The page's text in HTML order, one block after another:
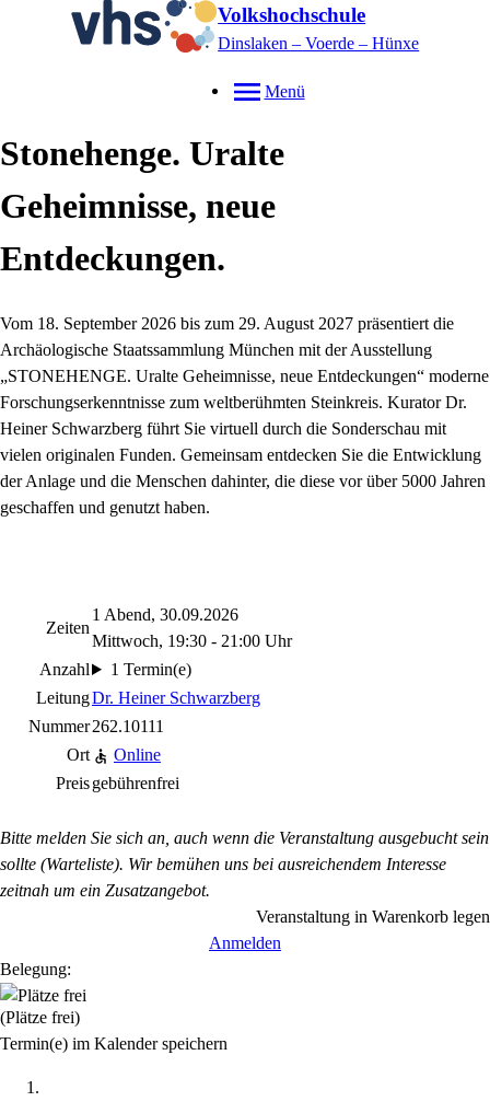
Volkshochschule
Dinslaken – Voerde – Hünxe
Menü
Stonehenge. Uralte
Geheimnisse, neue
Entdeckungen.
Vom 18. September 2026 bis zum 29. August 2027 präsentiert die
Archäologische Staatssammlung München mit der Ausstellung
„STONEHENGE. Uralte Geheimnisse, neue Entdeckungen“ moderne
Forschungserkenntnisse zum weltberühmten Steinkreis. Kurator Dr.
Heiner Schwarzberg führt Sie virtuell durch die Sonderschau mit
vielen originalen Funden. Gemeinsam entdecken Sie die Entwicklung
der Anlage und die Menschen dahinter, die diese vor über 5000 Jahren
geschaffen und genutzt haben.
Zeiten
1 Abend, 30.09.2026
Mittwoch, 19:30 - 21:00 Uhr
Anzahl
1 Termin(e)
LeitungDr. Heiner Schwarzberg
Nummer262.10111
Ort
Online
Preisgebührenfrei
Bitte melden Sie sich an, auch wenn die Veranstaltung ausgebucht sein
sollte (Warteliste). Wir bemühen uns bei ausreichendem Interesse
zeitnah um ein Zusatzangebot.
Veranstaltung in Warenkorb legen
Anmelden
Belegung:
(Plätze frei)
Termin(e) im Kalender speichern